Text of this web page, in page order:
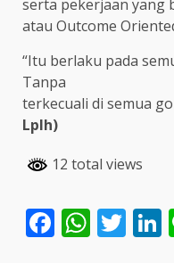
serta pekerjaan yang
atau Outcome
“Itu berlaku pada
Tanpa
terkecuali di semua
Lplh)
12 total views